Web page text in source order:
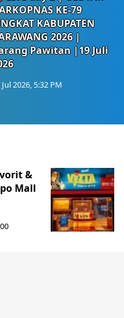
KE-79
KABUPATEN
2026 |
Pawitan |19 Juli
Jul 2026, 5:32 PM
&
Mall